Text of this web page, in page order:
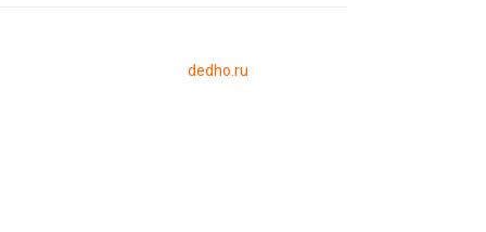
dedho.ru